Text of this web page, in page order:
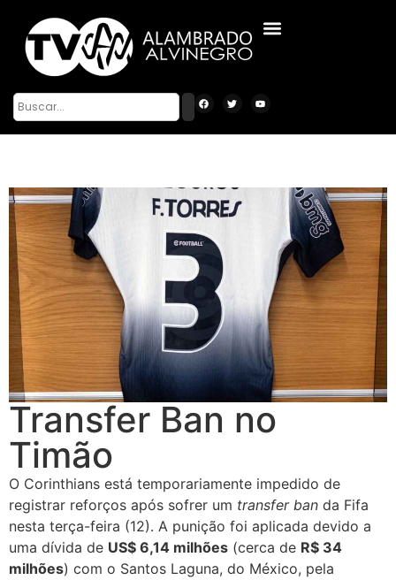
Transfer Ban no
Timão
O Corinthians está temporariamente impedido de
registrar reforços após sofrer um transfer ban da Fifa
nesta terça-feira (12). A punição foi aplicada devido a
uma dívida de US$ 6,14 milhões (cerca de R$ 34
milhões) com o Santos Laguna, do México, pela